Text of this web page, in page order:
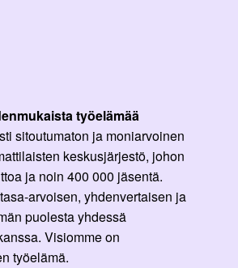
työelämää
sitoutumaton ja moniarvoinen
keskusjärjestö, johon
ja noin 400 000 jäsentä.
arvoisen, yhdenvertaisen ja
puolesta yhdessä
Visiomme on
työelämä.